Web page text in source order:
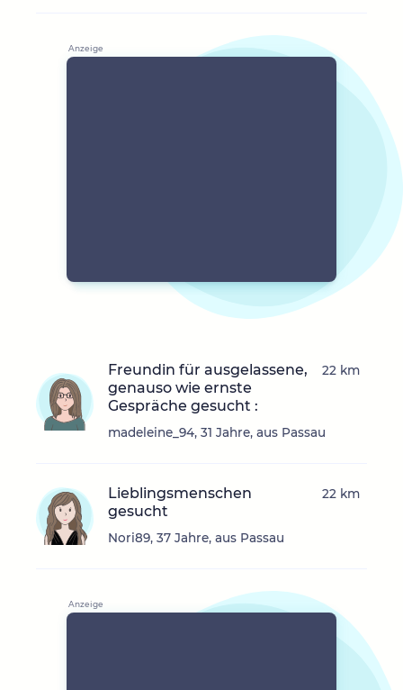
Freundin für ausgelassene,
genauso wie ernste
Gespräche gesucht :
madeleine_94, 31 Jahre, aus Passau
22 km
Lieblingsmenschen
gesucht
Nori89, 37 Jahre, aus Passau
22 km